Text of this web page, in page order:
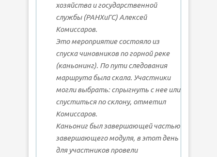
хозяйства и государственной
службы (РАНХиГС) Алексей
Комиссаров.
Это мероприятие состояло из
спуска чиновников по горной реке
(каньонинг). По пути следования
маршрута была скала. Участники
могли выбрать: спрыгнуть с нее или
спуститься по склону, отметил
Комиссаров.
Каньониг был завершающей частью
завершающего модуля, в этот день
для участников провели